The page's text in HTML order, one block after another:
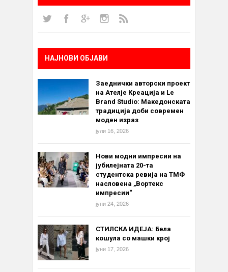
НАЈНОВИ ОБЈАВИ
Заеднички авторски проект
на Ателје Креација и Le
Brand Studio: Македонската
традиција доби современ
моден израз
јули 16, 2026
Нови модни импресии на
јубилејната 20-та
студентска ревија на ТМФ
насловена „Вортекс
импресии“
јуни 24, 2026
СТИЛСКА ИДЕЈА: Бела
кошула со машки крој
јуни 17, 2026